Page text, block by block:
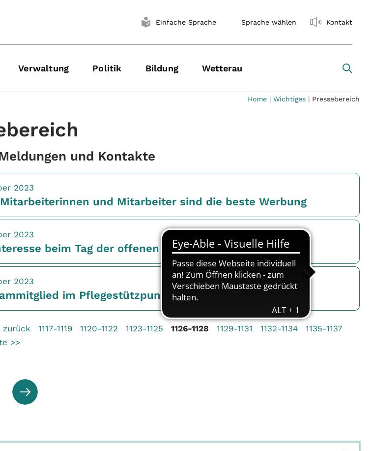
Einfache Sprache Sprache wählen Kontakt
Verwaltung Politik Bildung Wetterau
Home| Wichtiges| Pressebereich
und Kontakte
2023
und Mitarbeiter sind die beste Werbung
2023
beim Tag der offenen Grabung in Karben
2023
im Pflegestützpunkt Büdingen
zurück 1117-1119 1120-1122 1123-1125 1126-1128 1129-1131 1132-1134
1135-1137
>>